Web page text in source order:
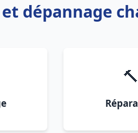
dépannage
🔨